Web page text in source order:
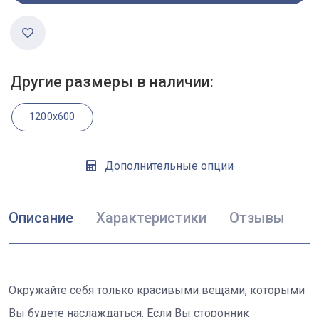
Другие размеры в наличии:
1200x600
Дополнительные опции
Описание Характеристики Отзывы
Окружайте себя только красивыми вещами, которыми
Вы будете наслаждаться. Если Вы сторонник